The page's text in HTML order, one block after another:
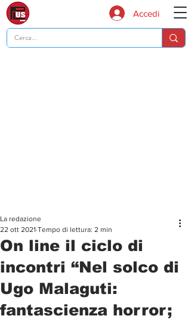
Accedi
On line il ciclo di
incontri “Nel solco di
Ugo Malaguti:
fantascienza horror;
La redazione
22 ott 2021 Tempo di lettura: 2 min